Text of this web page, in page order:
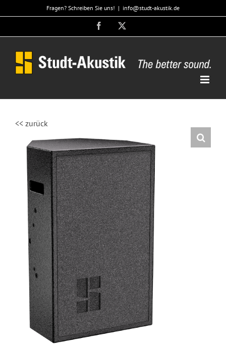
Inhalt
Fragen? Schreiben Sie uns! | info@studt-akustik.de
Facebook
<< zurück